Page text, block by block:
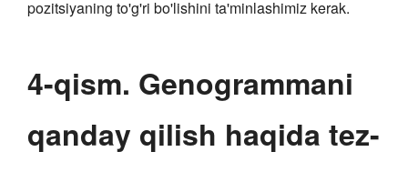
pozitsiyaning to'g'ri bo'lishini ta'minlashimiz kerak.
4-qism. Genogrammani
qanday qilish haqida tez-